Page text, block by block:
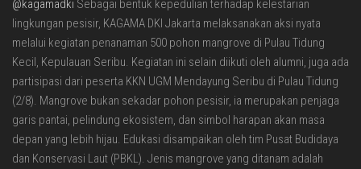
@kagamadki Sebagai bentuk kepedulian terhadap kelestarian
lingkungan pesisir, KAGAMA DKI Jakarta melaksanakan aksi nyata
melalui kegiatan penanaman 500 pohon mangrove di Pulau Tidung
Kecil, Kepulauan Seribu. Kegiatan ini selain diikuti oleh alumni, juga ada
partisipasi dari peserta KKN UGM Mendayung Seribu di Pulau Tidung
(2/8). Mangrove bukan sekadar pohon pesisir, ia merupakan penjaga
garis pantai, pelindung ekosistem, dan simbol harapan akan masa
depan yang lebih hijau. Edukasi disampaikan oleh tim Pusat Budidaya
dan Konservasi Laut (PBKL). Jenis mangrove yang ditanam adalah